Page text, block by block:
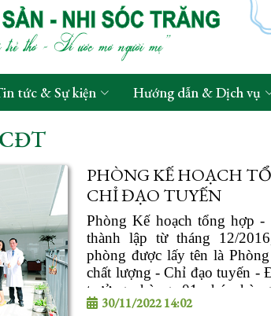
tức & Sự kiện Hướng dẫn & Dịch vụ
PHÒNG KẾ HOẠCH
CHỈ ĐẠO TUYẾN
Phòng Kế hoạch tổng hợp
thành lập từ tháng 12/
phòng được lấy tên là
chất lượng - Chỉ đạo tuyến -
trưởng phòng, 01 phó
tách Phòng Điều dưỡng.
30/11/2022 14:02